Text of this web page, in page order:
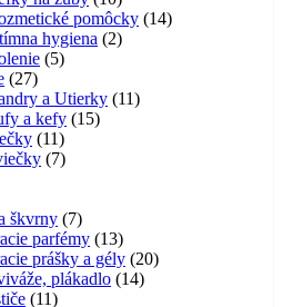
produktov
pomôcky 1414
hygiena 22
55
2727
produktov
a Utierky 1111
a kefy 1515
1111
produktov
77
škvrny 77
produktov
parfémy 1313
produktov
prášky a gély 2020
plákadlo 1414
1111